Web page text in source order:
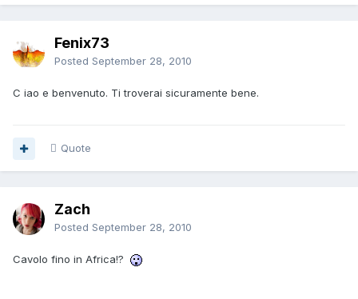
Fenix73
Posted September 28, 2010
C iao e benvenuto. Ti troverai sicuramente bene.
Quote
Zach
Posted September 28, 2010
Cavolo fino in Africa!?